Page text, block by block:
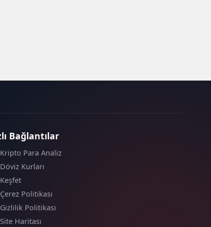
Bağlantılar
Kripto Para Analiz
Döviz Kurları
Keşfet
Çerez Politikası
Gizlilik Politikası
Site Haritası